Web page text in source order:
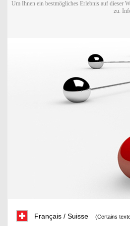
Um Ihnen ein bestmögliches Erlebnis auf dieser
zu.
Français / Suisse (Certains